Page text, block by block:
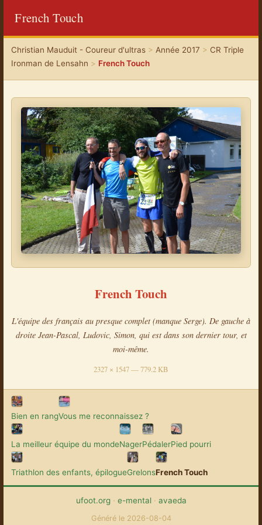
French Touch
Christian Mauduit - Coureur d'ultras> Année 2017 > CR Triple
Ironman de Lensahn > French Touch
French Touch
L'équipe des français au presque complet (manque Serge). De gauche à
droite Jean-Pascal, Ludovic, Simon, qui est dans son dernier tour, et
moi-même.
2327 × 1547 — 779.2 KB
Bien en rangVous me reconnaissez ?
La meilleur équipe du mondeNagerPédalerPied pourri
Triathlon des enfants, épilogueGrelonsFrench Touch
ufoot.org· e-mental· avaeda
Généré le 2026-08-04